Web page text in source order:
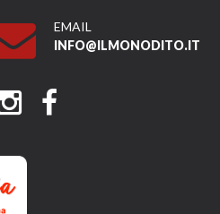
EMAIL
INFO@ILMONODITO.IT